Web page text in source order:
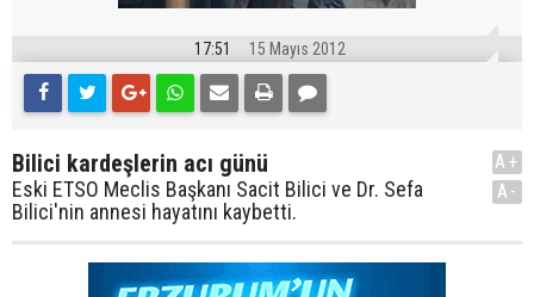
17:51 15 Mayıs 2012
Bilici kardeşlerin acı günü
Eski ETSO Meclis Başkanı Sacit Bilici ve Dr. Sefa
Bilici'nin annesi hayatını kaybetti.
A+
A-